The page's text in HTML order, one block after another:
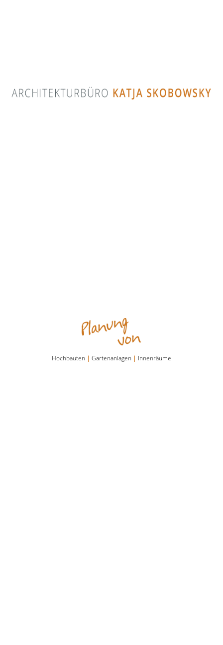
Hochbauten | Gartenanlagen | Innenräume